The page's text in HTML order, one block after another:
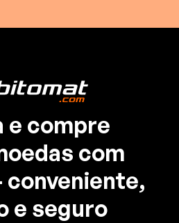
e compre
com
conveniente,
e seguro